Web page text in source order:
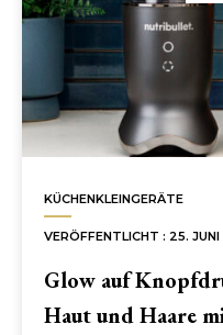
NUTRIBULLET
DE’LONGHI
KONTAKT
KÜCHENKLEINGERÄTE
VERÖFFENTLICHT : 25.
Glow auf
Haut und Haare